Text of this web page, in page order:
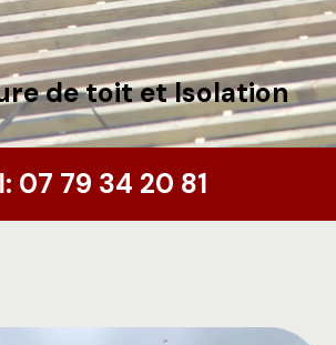
de toit et Isolation
07 79 34 20 81